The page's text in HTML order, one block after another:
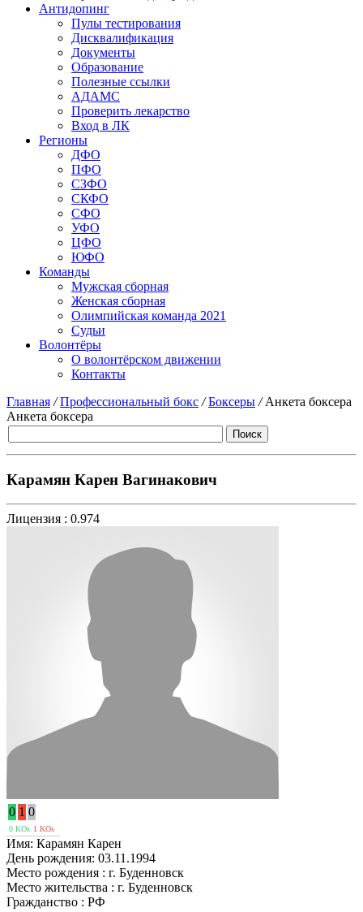
Антидопинг
Пулы тестирования
Дисквалификация
Документы
Образование
Полезные ссылки
АДАМС
Проверить лекарство
Вход в ЛК
Регионы
ДФО
ПФО
СЗФО
СКФО
СФО
УФО
ЦФО
ЮФО
Команды
Мужская сборная
Женская сборная
Олимпийская команда 2021
Судьи
Волонтёры
О волонтёрском движении
Контакты
Главная / Профессиональный бокс / Боксеры /Анкета боксера
Анкета боксера
Карамян Карен Вагинакович
Лицензия : 0.974
0 1 0
0 KOs 1 KOs
Имя: Карамян Карен
День рождения: 03.11.1994
Место рождения : г. Буденновск
Место жительства : г. Буденновск
Гражданство : РФ